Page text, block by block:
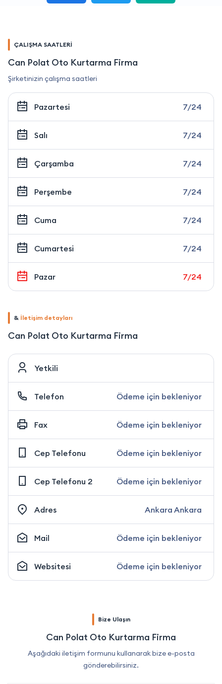
ÇALIŞMA SAATLERİ
Can Polat Oto Kurtarma Firma
Şirketinizin çalışma saatleri
Pazartesi 7/24
Salı 7/24
Çarşamba 7/24
Perşembe 7/24
Cuma 7/24
Cumartesi 7/24
Pazar 7/24
& İletişim detayları
Can Polat Oto Kurtarma Firma
Yetkili
Telefon Ödeme için bekleniyor
Fax Ödeme için bekleniyor
Cep Telefonu Ödeme için bekleniyor
Cep Telefonu 2 Ödeme için bekleniyor
Adres Ankara Ankara
Mail Ödeme için bekleniyor
Websitesi Ödeme için bekleniyor
Bize Ulaşın
Can Polat Oto Kurtarma Firma
Aşağıdaki iletişim formunu kullanarak bize e-posta
gönderebilirsiniz.